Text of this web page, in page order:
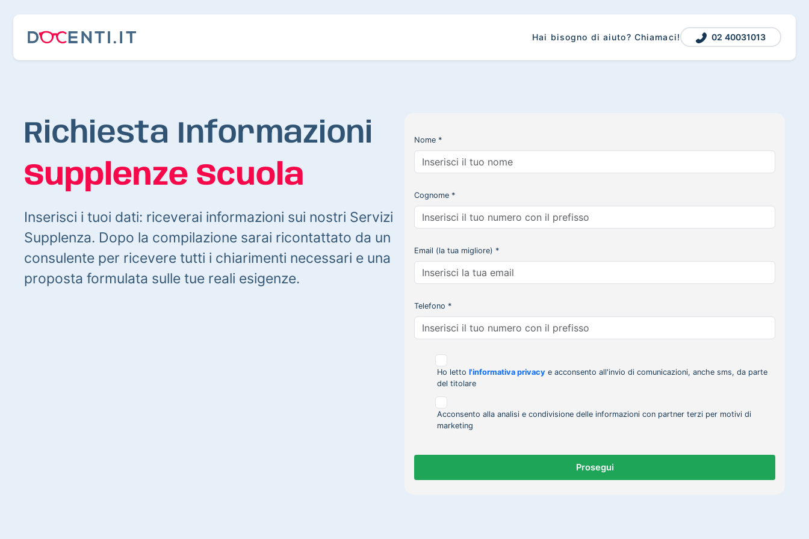
Hai bisogno di aiuto? Chiamaci! 02 40031013
Richiesta Informazioni
Supplenze Scuola
Inserisci i tuoi dati: riceverai informazioni sui nostri Servizi
Supplenza. Dopo la compilazione sarai ricontattato da un
consulente per ricevere tutti i chiarimenti necessari e una
proposta formulata sulle tue reali esigenze.
Nome *
Cognome *
Email (la tua migliore) *
Telefono *
Ho letto l'informativa privacy e acconsento all'invio di comunicazioni, anche sms, da parte
del titolare
Acconsento alla analisi e condivisione delle informazioni con partner terzi per motivi di
marketing